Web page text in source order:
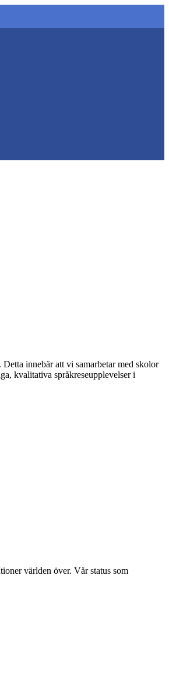
innebär att vi samarbetar med skolor
kvalitativa språkreseupplevelser i
världen över. Vår status som